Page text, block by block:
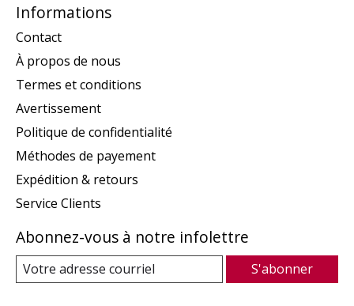
Informations
Contact
À propos de nous
Termes et conditions
Avertissement
Politique de confidentialité
Méthodes de payement
Expédition & retours
Service Clients
Abonnez-vous à notre infolettre
S'abonner